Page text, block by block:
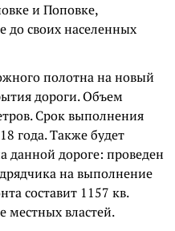
и Поповке,
до своих населенных
полотна на новый
дороги. Объем
Срок выполнения
года. Также будет
данной дороге: проведен
на выполнение
составит 1157 кв.
местных властей.